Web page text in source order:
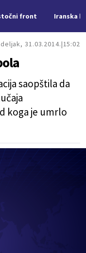
front Iranska
31.03.2014. 15:02
saopštila da
koga je umrlo